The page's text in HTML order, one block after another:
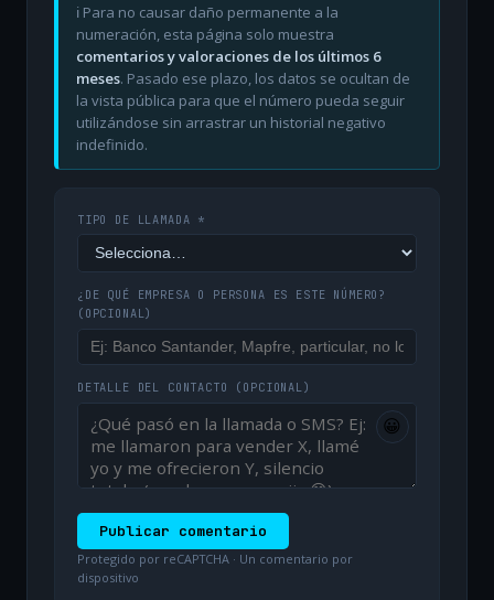
ℹ️ Para no causar daño permanente a la
numeración, esta página solo muestra
comentarios y valoraciones de los últimos 6
meses. Pasado ese plazo, los datos se ocultan de
la vista pública para que el número pueda seguir
utilizándose sin arrastrar un historial negativo
indefinido.
TIPO DE LLAMADA *
¿DE QUÉ EMPRESA O PERSONA ES ESTE NÚMERO?
(OPCIONAL)
DETALLE DEL CONTACTO (OPCIONAL)
😀
Publicar comentario
Protegido por reCAPTCHA · Un comentario por
dispositivo